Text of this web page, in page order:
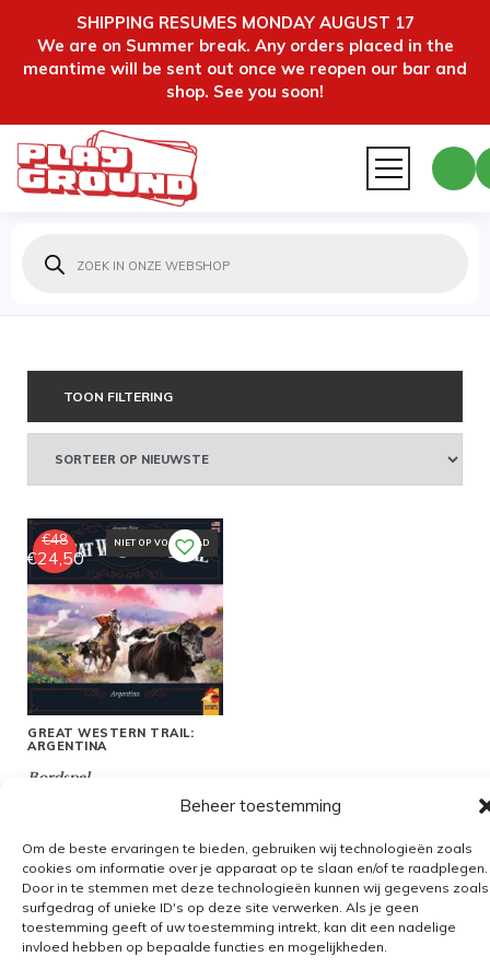
SHIPPING RESUMES MONDAY AUGUST 17
We are on Summer break. Any orders placed in the
meantime will be sent out once we reopen our bar and
shop. See you soon!
Beheer toestemming
Om de beste ervaringen te bieden, gebruiken wij technologieën zoals
cookies om informatie over je apparaat op te slaan en/of te raadplegen.
Door in te stemmen met deze technologieën kunnen wij gegevens zoals
surfgedrag of unieke ID's op deze site verwerken. Als je geen
toestemming geeft of uw toestemming intrekt, kan dit een nadelige
invloed hebben op bepaalde functies en mogelijkheden.
zoeken
TOON FILTERING
NIET OP VOORRAAD
GREAT WESTERN TRAIL:
ARGENTINA
Bordspel
€48
Oorspronkelijke
prijs
was:
€48.
€24,50
Huidige
prijs
is:
€24,50.
Algemene voorwaarden
Verzending